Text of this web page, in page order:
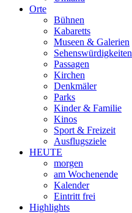
Orte
Bühnen
Kabaretts
Museen & Galerien
Sehenswürdigkeiten
Passagen
Kirchen
Denkmäler
Parks
Kinder & Familie
Kinos
Sport & Freizeit
Ausflugsziele
HEUTE
morgen
am Wochenende
Kalender
Eintritt frei
Highlights